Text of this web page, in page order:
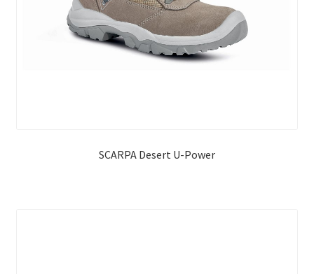
SCARPA Desert U-Power